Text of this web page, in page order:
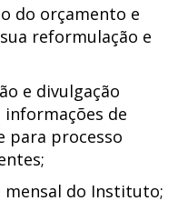
do orçamento e
reformulação e
e divulgação
de
para processo
mensal do Instituto;